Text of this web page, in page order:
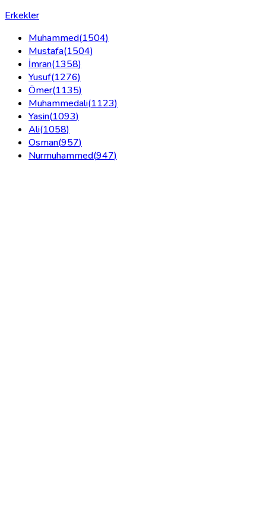
Erkekler
Muhammed(1504)
Mustafa(1504)
İmran(1358)
Yusuf(1276)
Ömer(1135)
Muhammedali(1123)
Yasin(1093)
Ali(1058)
Osman(957)
Nurmuhammed(947)